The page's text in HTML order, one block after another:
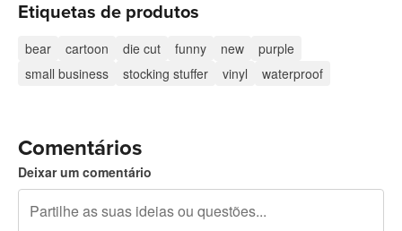
Etiquetas de produtos
bear cartoon die cut funny new
purple
small business
stocking stuffer vinyl waterproof
Comentários
Deixar um comentário